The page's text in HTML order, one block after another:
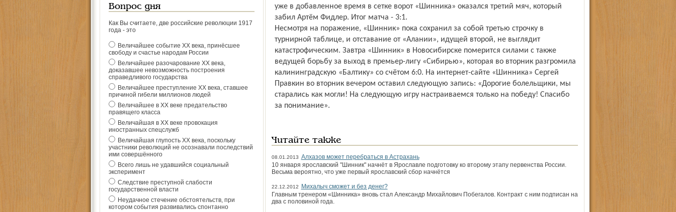
Вопрос дня
Как Вы считаете, две российские революции 1917
года - это
Величайшее событие ХХ века, принёсшее
свободу и счастье народам России
Величайшее разочарование ХХ века,
доказавшее невозможность построения
справедливого государства
Величайшее преступление ХХ века, ставшее
причиной гибели миллионов людей
Величайшее в ХХ веке предательство
правящего класса
Величайшая в ХХ веке провокация
иностранных спецслужб
Величайшая глупость ХХ века, поскольку
участники революций не осознавали последствий
ими совершённого
Всего лишь не удавшийся социальный
эксперимент
Следствие преступной слабости
государственной власти
Неудачное стечение обстоятельств, при
котором события развивались спонтанно
уже в добавленное время в сетке ворот «Шинника» оказался третий мяч, который
забил Артём Фидлер. Итог матча - 3:1.
Несмотря на поражение, «Шинник» пока сохранил за собой третью строчку в
турнирной таблице, и отставание от «Алании», идущей второй, не выглядит
катастрофическим. Завтра «Шинник» в Новосибирске померится силами с также
ведущей борьбу за выход в премьер-лигу «Сибирью», которая во вторник разгромила
калининградскую «Балтику» со счётом 6:0. На интернет-сайте «Шинника» Сергей
Правкин во вторник вечером оставил следующую запись: «Дорогие болельщики, мы
старались как могли! На следующую игру настраиваемся только на победу! Спасибо
за понимание».
Читайте также
08.01.2013 Алхазов может перебраться в Астрахань
10 января ярославский "Шинник" начнёт в Ярославле подготовку ко второму этапу первенства России.
Весьма вероятно, что уже первый ярославский сбор начнётся
22.12.2012
Михалыч сможет и без денег?
Главным тренером «Шинника» вновь стал Александр Михайлович Побегалов. Контракт с ним подписан на
два с половиной года.